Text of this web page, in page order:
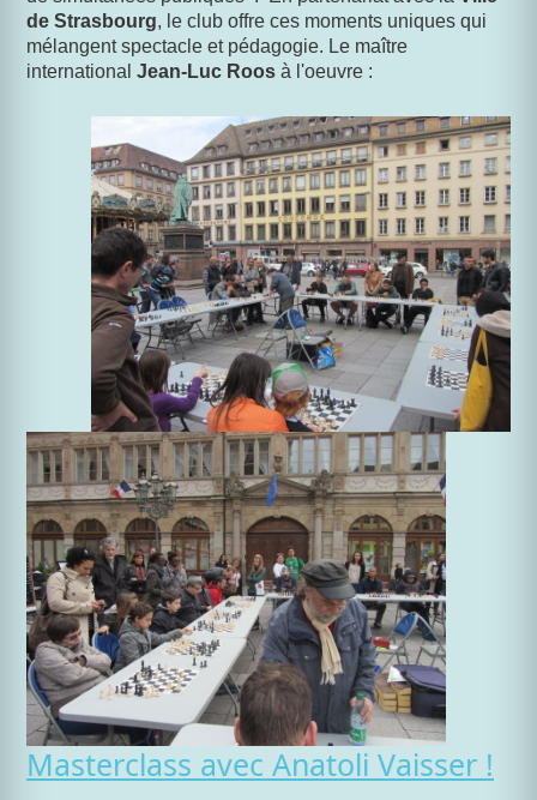
de Strasbourg, le club offre ces moments uniques qui
mélangent spectacle et pédagogie. Le maître
international Jean-Luc Roos à l'oeuvre :
Masterclass avec Anatoli Vaisser !